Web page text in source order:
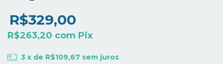
R$329,00
R$263,20 com Pix
3 x de R$109,67 sem juros